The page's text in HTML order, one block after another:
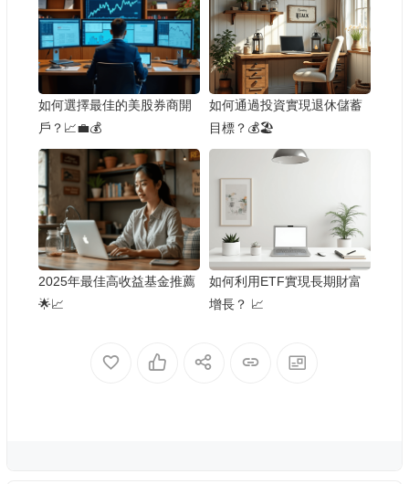
如何選擇最佳的美股券商開
戶？📈💼💰
如何通過投資實現退休儲蓄
目標？💰🏖️
2025年最佳高收益基金推薦
🌟📈
如何利用ETF實現長期財富
增長？ 📈